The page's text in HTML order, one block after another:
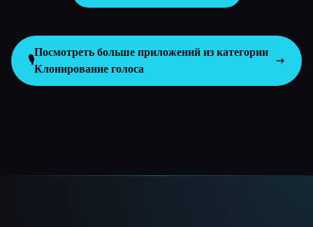
🎙️
Посмотреть больше приложений из категории
Клонирование голоса